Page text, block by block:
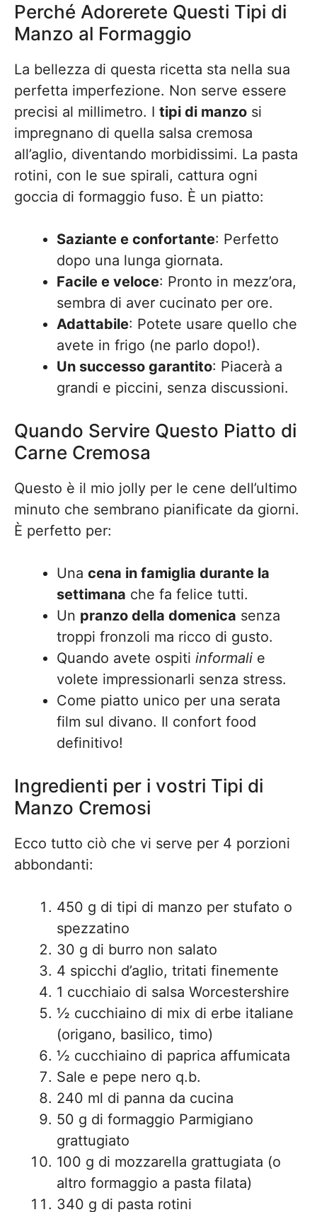
Perché Adorerete Questi Tipi di
Manzo al Formaggio
La bellezza di questa ricetta sta nella sua
perfetta imperfezione. Non serve essere
precisi al millimetro. I tipi di manzo si
impregnano di quella salsa cremosa
all’aglio, diventando morbidissimi. La pasta
rotini, con le sue spirali, cattura ogni
goccia di formaggio fuso. È un piatto:
Saziante e confortante: Perfetto
dopo una lunga giornata.
Facile e veloce: Pronto in mezz’ora,
sembra di aver cucinato per ore.
Adattabile: Potete usare quello che
avete in frigo (ne parlo dopo!).
Un successo garantito: Piacerà a
grandi e piccini, senza discussioni.
Quando Servire Questo Piatto di
Carne Cremosa
Questo è il mio jolly per le cene dell’ultimo
minuto che sembrano pianificate da giorni.
È perfetto per:
Una cena in famiglia durante la
settimana che fa felice tutti.
Un pranzo della domenica senza
troppi fronzoli ma ricco di gusto.
Quando avete ospiti informali e
volete impressionarli senza stress.
Come piatto unico per una serata
film sul divano. Il confort food
definitivo!
Ingredienti per i vostri Tipi di
Manzo Cremosi
Ecco tutto ciò che vi serve per 4 porzioni
abbondanti:
450 g di tipi di manzo per stufato o
spezzatino
30 g di burro non salato
4 spicchi d’aglio, tritati finemente
1 cucchiaio di salsa Worcestershire
½ cucchiaino di mix di erbe italiane
(origano, basilico, timo)
½ cucchiaino di paprica affumicata
Sale e pepe nero q.b.
240 ml di panna da cucina
50 g di formaggio Parmigiano
grattugiato
100 g di mozzarella grattugiata (o
altro formaggio a pasta filata)
340 g di pasta rotini